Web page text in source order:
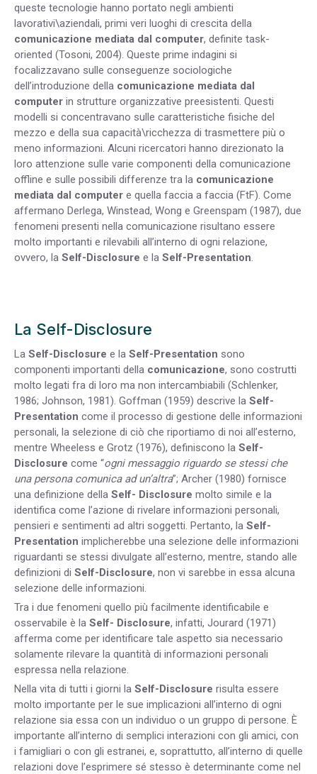
queste tecnologie hanno portato negli ambienti
lavorativi\aziendali, primi veri luoghi di crescita della
comunicazione mediata dal computer, definite task-
oriented (Tosoni, 2004). Queste prime indagini si
focalizzavano sulle conseguenze sociologiche
dell’introduzione della comunicazione mediata dal
computer in strutture organizzative preesistenti. Questi
modelli si concentravano sulle caratteristiche fisiche del
mezzo e della sua capacità\ricchezza di trasmettere più o
meno informazioni. Alcuni ricercatori hanno direzionato la
loro attenzione sulle varie componenti della comunicazione
offline e sulle possibili differenze tra la comunicazione
mediata dal computer e quella faccia a faccia (FtF). Come
affermano Derlega, Winstead, Wong e Greenspam (1987), due
fenomeni presenti nella comunicazione risultano essere
molto importanti e rilevabili all’interno di ogni relazione,
ovvero, la Self-Disclosure e la Self-Presentation.
La Self-Disclosure
La Self-Disclosure e la Self-Presentation sono
componenti importanti della comunicazione, sono costrutti
molto legati fra di loro ma non intercambiabili (Schlenker,
1986; Johnson, 1981). Goffman (1959) descrive la Self-
Presentation come il processo di gestione delle informazioni
personali, la selezione di ciò che riportiamo di noi all’esterno,
mentre Wheeless e Grotz (1976), definiscono la Self-
Disclosure come “ogni messaggio riguardo se stessi che
una persona comunica ad un’altra”; Archer (1980) fornisce
una definizione della Self- Disclosure molto simile e la
identifica come l’azione di rivelare informazioni personali,
pensieri e sentimenti ad altri soggetti. Pertanto, la Self-
Presentation implicherebbe una selezione delle informazioni
riguardanti se stessi divulgate all’esterno, mentre, stando alle
definizioni di Self-Disclosure, non vi sarebbe in essa alcuna
selezione delle informazioni.
Tra i due fenomeni quello più facilmente identificabile e
osservabile è la Self- Disclosure, infatti, Jourard (1971)
afferma come per identificare tale aspetto sia necessario
solamente rilevare la quantità di informazioni personali
espressa nella relazione.
Nella vita di tutti i giorni la Self-Disclosure risulta essere
molto importante per le sue implicazioni all’interno di ogni
relazione sia essa con un individuo o un gruppo di persone. È
importante all’interno di semplici interazioni con gli amici, con
i famigliari o con gli estranei, e, soprattutto, all’interno di quelle
relazioni dove l’esprimere sé stesso è determinante come nel